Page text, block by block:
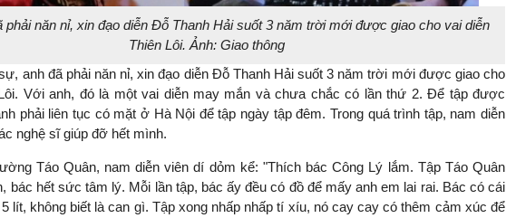
phải năn nỉ, xin đạo diễn Đỗ Thanh Hải suốt 3 năm trời mới được giao cho vai diễn
Thiên Lôi. Ảnh: Giao thông
anh đã phải năn nỉ, xin đạo diễn Đỗ Thanh Hải suốt 3 năm trời mới được giao cho
Với anh, đó là một vai diễn may mắn và chưa chắc có lần thứ 2. Để tập được
phải liên tục có mặt ở Hà Nội để tập ngày tập đêm. Trong quá trình tập, nam diễn
nghệ sĩ giúp đỡ hết mình.
Táo Quân, nam diễn viên dí dỏm kể: "Thích bác Công Lý lắm. Tập Táo Quân
bác hết sức tâm lý. Mỗi lần tập, bác ấy đều có đồ để mấy anh em lai rai. Bác có cái
lít, không biết là can gì. Tập xong nhấp nhấp tí xíu, nó cay cay có thêm cảm xúc để